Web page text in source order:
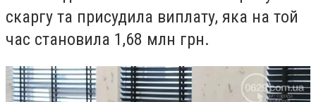
скаргу та присудила виплату, яка на той
час становила 1,68 млн грн.